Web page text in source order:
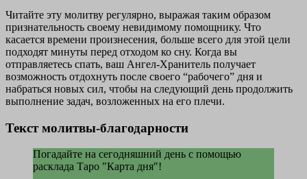
Читайте эту молитву регулярно, выражая таким образом
признательность своему невидимому помощнику. Что
касается времени произнесения, больше всего для этой цели
подходят минуты перед отходом ко сну. Когда вы
отправляетесь спать, ваш Ангел-Хранитель получает
возможность отдохнуть после своего “рабочего” дня и
набраться новых сил, чтобы на следующий день продолжить
выполнение задач, возложенных на его плечи.
Текст молитвы-благодарности
Погадайте на сегодняшний день c помощью
расклада Таро "Карта дня"!